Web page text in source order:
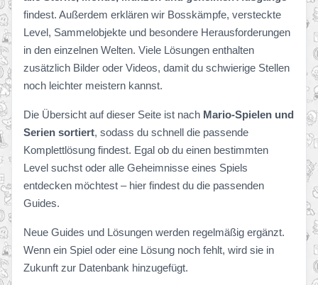
findest. Außerdem erklären wir Bosskämpfe, versteckte
Level, Sammelobjekte und besondere Herausforderungen
in den einzelnen Welten. Viele Lösungen enthalten
zusätzlich Bilder oder Videos, damit du schwierige Stellen
noch leichter meistern kannst.
Die Übersicht auf dieser Seite ist nach Mario-Spielen und
Serien sortiert, sodass du schnell die passende
Komplettlösung findest. Egal ob du einen bestimmten
Level suchst oder alle Geheimnisse eines Spiels
entdecken möchtest – hier findest du die passenden
Guides.
Neue Guides und Lösungen werden regelmäßig ergänzt.
Wenn ein Spiel oder eine Lösung noch fehlt, wird sie in
Zukunft zur Datenbank hinzugefügt.